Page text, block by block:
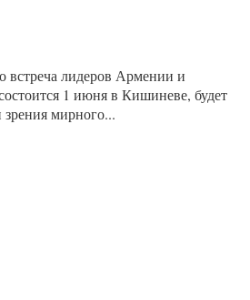
лидеров Армении и
1 июня в Кишиневе, будет
зрения мирного...